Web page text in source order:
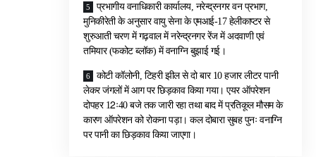
प्रभागीय वनाधिकारी कार्यालय, नरेन्द्रनगर वन प्रभाग,
मुनिकीरेती के अनुसार वायु सेना के एमआई-17 हेलीकाप्टर से
शुरुआती चरण में गढ़वाल में नरेन्द्रनगर रेंज में अदवाणी एवं
तमियार (फकोट ब्लॉक) में वनाग्नि बुझाई गई।
कोटी कॉलोनी, टिहरी झील से दो बार 10 हजार लीटर पानी
लेकर जंगलों में आग पर छिड़काव किया गया। एयर ऑपरेशन
दोपहर 12ः40 बजे तक जारी रहा तथा बाद में प्रतिकूल मौसम के
कारण ऑपरेशन को रोकना पड़ा। कल दोबारा सुबह पुनः वनाग्नि
पर पानी का छिड़काव किया जाएगा।